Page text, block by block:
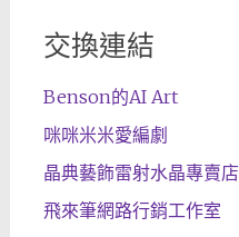
交換連結
Benson的AI Art
咪咪米米愛編劇
晶典藝飾雷射水晶專賣店
飛來筆網路行銷工作室